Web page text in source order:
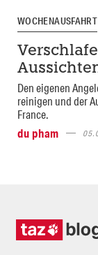
WOCHENAUSFAHRT
Den eigenen
reinigen und der
France.
du pham